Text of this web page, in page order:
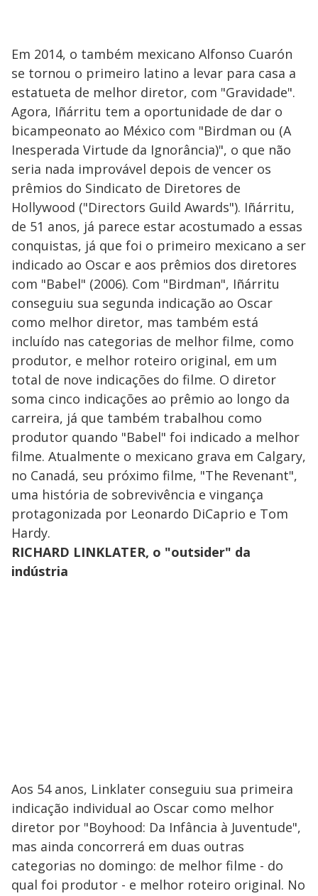
Em 2014, o também mexicano Alfonso Cuarón
se tornou o primeiro latino a levar para casa a
estatueta de melhor diretor, com "Gravidade".
Agora, Iñárritu tem a oportunidade de dar o
bicampeonato ao México com "Birdman ou (A
Inesperada Virtude da Ignorância)", o que não
seria nada improvável depois de vencer os
prêmios do Sindicato de Diretores de
Hollywood ("Directors Guild Awards"). Iñárritu,
de 51 anos, já parece estar acostumado a essas
conquistas, já que foi o primeiro mexicano a ser
indicado ao Oscar e aos prêmios dos diretores
com "Babel" (2006). Com "Birdman", Iñárritu
conseguiu sua segunda indicação ao Oscar
como melhor diretor, mas também está
incluído nas categorias de melhor filme, como
produtor, e melhor roteiro original, em um
total de nove indicações do filme. O diretor
soma cinco indicações ao prêmio ao longo da
carreira, já que também trabalhou como
produtor quando "Babel" foi indicado a melhor
filme. Atualmente o mexicano grava em Calgary,
no Canadá, seu próximo filme, "The Revenant",
uma história de sobrevivência e vingança
protagonizada por Leonardo DiCaprio e Tom
Hardy.
RICHARD LINKLATER, o "outsider" da
indústria
Aos 54 anos, Linklater conseguiu sua primeira
indicação individual ao Oscar como melhor
diretor por "Boyhood: Da Infância à Juventude",
mas ainda concorrerá em duas outras
categorias no domingo: de melhor filme - do
qual foi produtor - e melhor roteiro original. No